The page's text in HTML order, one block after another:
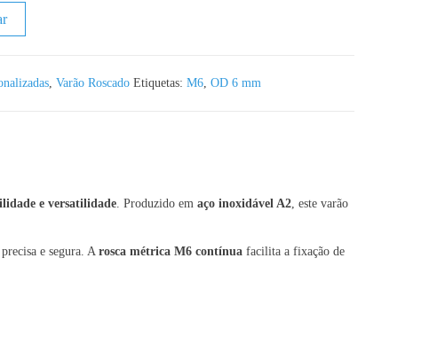
, Varão Roscado Etiquetas: M6, OD 6 mm
e versatilidade . Produzido em aço inoxidável A2 , este varão
e segura. A rosca métrica M6 contínua facilita a fixação de